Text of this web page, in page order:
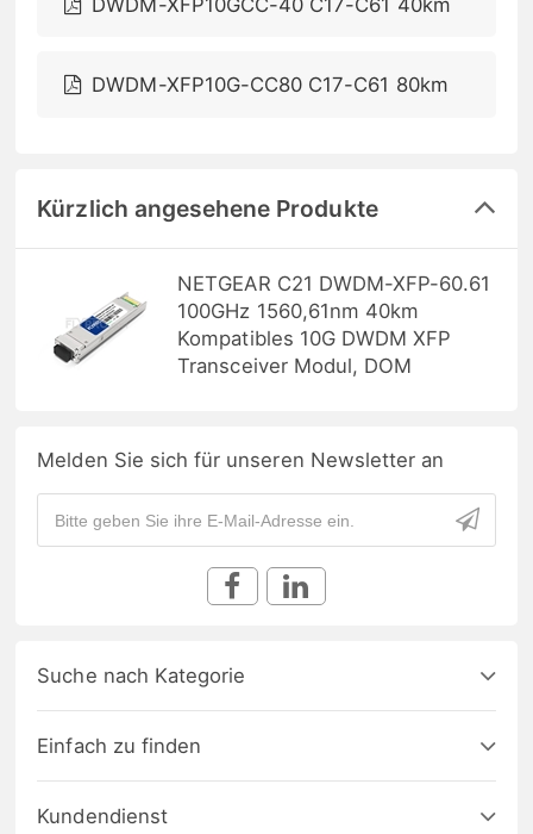
DWDM-XFP10G-CC80 C17-C61 80km
Kürzlich angesehene Produkte
NETGEAR C21 DWDM-XFP-60.61
100GHz 1560,61nm 40km
Kompatibles 10G DWDM XFP
Transceiver Modul, DOM
Melden Sie sich für unseren Newsletter an
Suche nach Kategorie
Einfach zu finden
Kundendienst